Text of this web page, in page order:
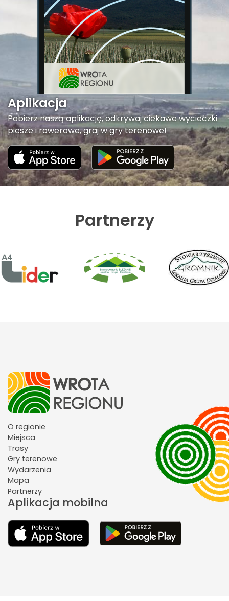
Aplikacja
Pobierz naszą aplikację, odkrywaj ciekawe wycieczki
piesze i rowerowe, graj w gry terenowe!
Partnerzy
O regionie
Miejsca
Trasy
Gry terenowe
Wydarzenia
Mapa
Partnerzy
Aplikacja mobilna